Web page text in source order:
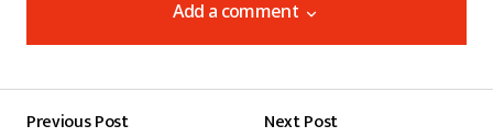
Add a comment
Add a comment
Previous Post
Next Post